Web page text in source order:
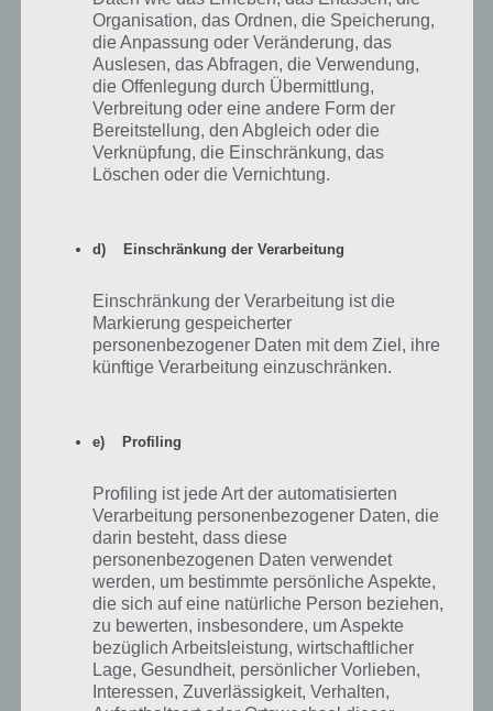
Damit lautet die Lösung “3324”.
100 Doors Aliens Space Level 58 Lösung
Nachdem die letzten Level doch etwas komplizierter waren, kommt
mit 100 Doors Aliens Space Level 58 endlich mal wieder ein
Auch Level 59 ist nicht ganz so schwer. Hier musst du die Reihenfolge
oben rechts einhalten. Also rot, blau, 2, grün, 5 und dann wieder von
vorne. Wichtig dabei: Die grauen Objekte müssen aufsteigen, also 2,
Sobald das richtige Objekt erscheint, tippst du dieses in der Mitte an.
Screenshot:
Organisation, das Ordnen, die Speicherung,
die Anpassung oder Veränderung, das
Auslesen, das Abfragen, die Verwendung,
die Offenlegung durch Übermittlung,
Verbreitung oder eine andere Form der
Bereitstellung, den Abgleich oder die
Verknüpfung, die Einschränkung, das
Löschen oder die Vernichtung.
d) Einschränkung der Verarbeitung
Einschränkung der Verarbeitung ist die
Markierung gespeicherter
personenbezogener Daten mit dem Ziel, ihre
künftige Verarbeitung einzuschränken.
e) Profiling
Profiling ist jede Art der automatisierten
Verarbeitung personenbezogener Daten, die
darin besteht, dass diese
personenbezogenen Daten verwendet
werden, um bestimmte persönliche Aspekte,
die sich auf eine natürliche Person beziehen,
zu bewerten, insbesondere, um Aspekte
bezüglich Arbeitsleistung, wirtschaftlicher
Lage, Gesundheit, persönlicher Vorlieben,
Interessen, Zuverlässigkeit, Verhalten,